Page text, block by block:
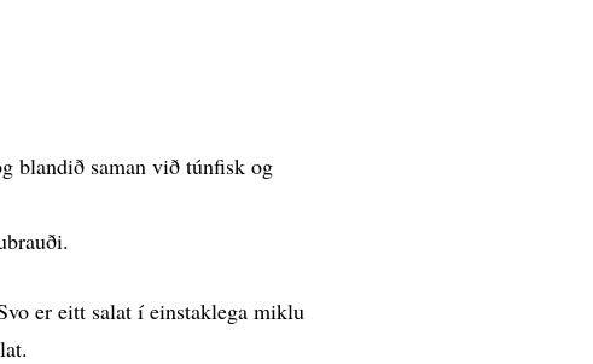
blandið saman við túnfisk og
er eitt salat í einstaklega miklu